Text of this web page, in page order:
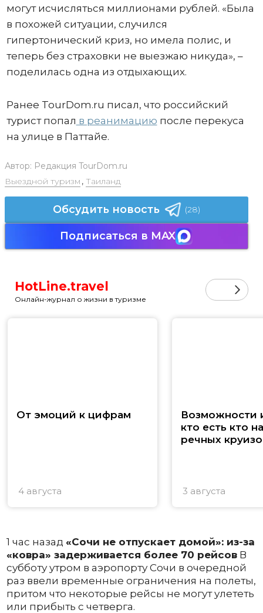
могут исчисляться миллионами рублей. «Была
в похожей ситуации, случился
гипертонический криз, но имела полис, и
теперь без страховки не выезжаю никуда», –
поделилась одна из отдыхающих.
Ранее TourDom.ru писал, что российский
турист попал в реанимацию после перекуса
на улице в Паттайе.
Автор: Редакция TourDom.ru
Выездной туризм , Таиланд
Обсудить новость (28)
Подписаться в MAX
HotLine.travel
Онлайн-журнал о жизни в туризме
От эмоций к цифрам
4 августа
Возможности
кто есть кто
речных
3 августа
1 час назад «Сочи не отпускает домой»: из-за
«ковра» задерживается более 70 рейсовВ
субботу утром в аэропорту Сочи в очередной
раз ввели временные ограничения на полеты,
притом что некоторые рейсы не могут улететь
или прибыть с четверга.